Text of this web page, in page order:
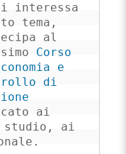
interessa
tema,
al
Corso
e
di
ai
ai